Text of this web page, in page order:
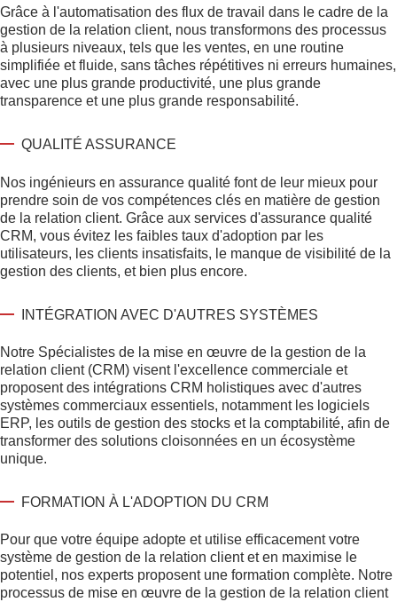
Grâce à l'automatisation des flux de travail dans le cadre de la
gestion de la relation client, nous transformons des processus
à plusieurs niveaux, tels que les ventes, en une routine
simplifiée et fluide, sans tâches répétitives ni erreurs humaines,
avec une plus grande productivité, une plus grande
transparence et une plus grande responsabilité.
QUALITÉ ASSURANCE
Nos ingénieurs en assurance qualité font de leur mieux pour
prendre soin de vos compétences clés en matière de gestion
de la relation client. Grâce aux services d'assurance qualité
CRM, vous évitez les faibles taux d'adoption par les
utilisateurs, les clients insatisfaits, le manque de visibilité de la
gestion des clients, et bien plus encore.
INTÉGRATION AVEC D'AUTRES SYSTÈMES
Notre Spécialistes de la mise en œuvre de la gestion de la
relation client (CRM) visent l'excellence commerciale et
proposent des intégrations CRM holistiques avec d'autres
systèmes commerciaux essentiels, notamment les logiciels
ERP, les outils de gestion des stocks et la comptabilité, afin de
transformer des solutions cloisonnées en un écosystème
unique.
FORMATION À L'ADOPTION DU CRM
Pour que votre équipe adopte et utilise efficacement votre
système de gestion de la relation client et en maximise le
potentiel, nos experts proposent une formation complète. Notre
processus de mise en œuvre de la gestion de la relation client